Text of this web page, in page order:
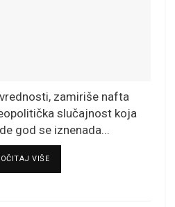
zamiriše nafta
slučajnost koja
god se iznenada...
VIŠEDETAILS